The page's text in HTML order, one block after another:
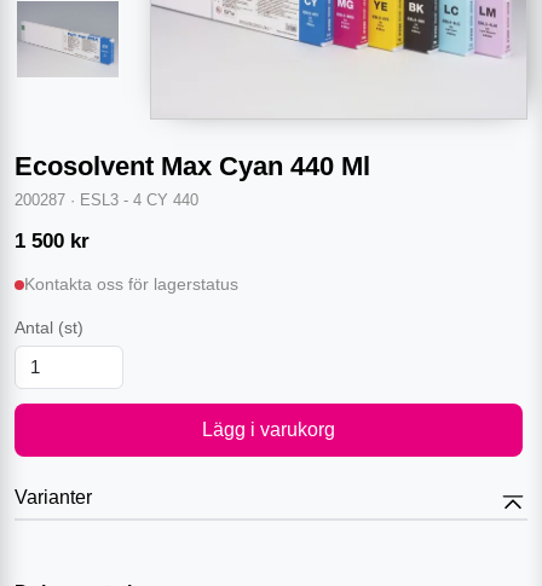
Ecosolvent Max Cyan 440 Ml
200287 · ESL3 - 4 CY 440
1 500 kr
Kontakta oss för lagerstatus
Antal (st)
Lägg i varukorg
Varianter